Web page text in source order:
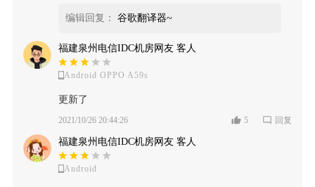
编辑回复： 谷歌翻译器~
福建泉州电信IDC机房网友 客人
Android OPPO A59s
更新了
2021/10/26 20:44:26 5 回复
福建泉州电信IDC机房网友 客人
Android